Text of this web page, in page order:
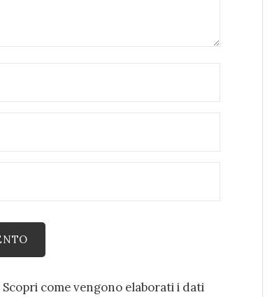
Scopri come vengono elaborati i dati